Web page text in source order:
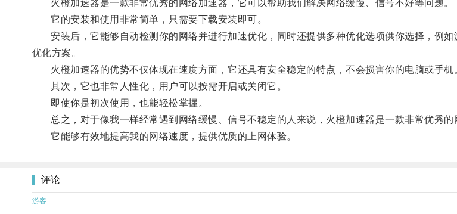
火橙加速器是一款非常优秀的网络加速器，它可以帮助我们解决网络缓慢、信号不好等问题。
它的安装和使用非常简单，只需要下载安装即可。
安装后，它能够自动检测你的网络并进行加速优化，同时还提供多种优化选项供你选择，例如
优化方案。
火橙加速器的优势不仅体现在速度方面，它还具有安全稳定的特点，不会损害你的电脑或手机
其次，它也非常人性化，用户可以按需开启或关闭它。
即使你是初次使用，也能轻松掌握。
总之，对于像我一样经常遇到网络缓慢、信号不稳定的人来说，火橙加速器是一款非常优秀的
它能够有效地提高我的网络速度，提供优质的上网体验。
评论
游客